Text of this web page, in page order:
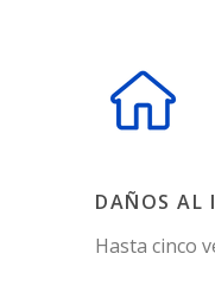
DAÑOS AL
Hasta cinco